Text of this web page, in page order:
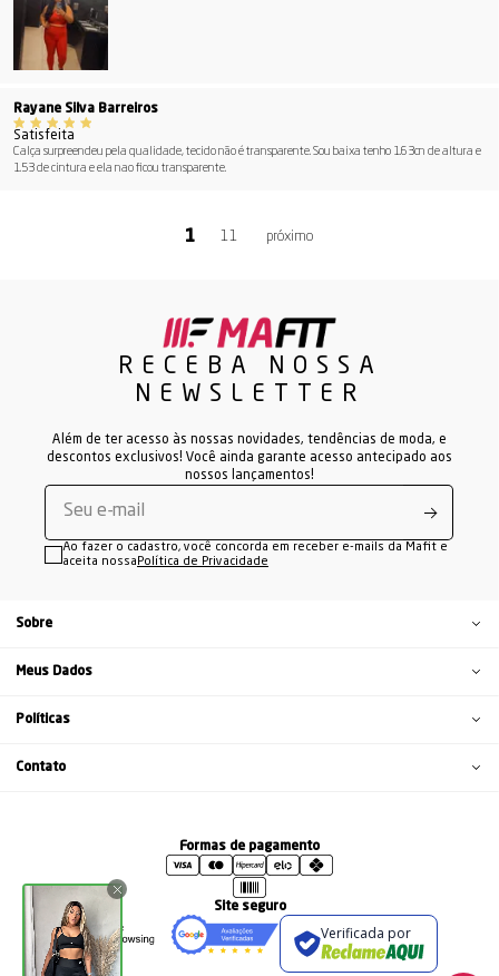
Rayane Silva Barreiros
Satisfeita
Calça surpreendeu pela qualidade, tecido não é transparente. Sou baixa tenho 1.63cn de altura e
1.53 de cintura e ela nao ficou transparente.
11
RECEBA NOSSA
NEWSLETTER
Além de ter acesso às nossas novidades, tendências de moda, e
descontos exclusivos! Você ainda garante acesso antecipado aos
nossos lançamentos!
Ao fazer o cadastro, você concorda em receber e-mails da Mafit e
aceita nossa Política de Privacidade
Sobre
Meus Dados
Políticas
Contato
Formas de pagamento
Site seguro
Verificada por